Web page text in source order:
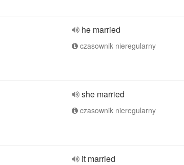
he married
czasownik nieregularny
she married
czasownik nieregularny
it married